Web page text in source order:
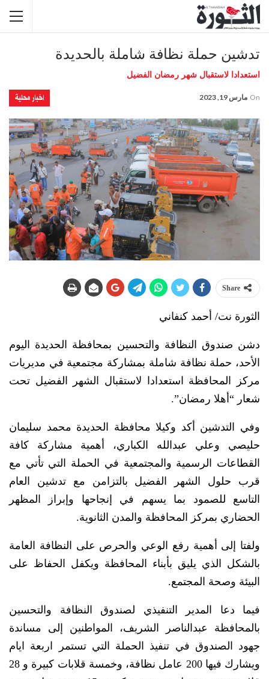
تدشين حملة نظافة شاملة بالحديدة
استعدادا لاستقبال شهر رمضان الفضيل
اخبار محلية On مارس 19, 2023
Share
الثورة نت/ أحمد كنفاني
دشن صندوق النظافة والتحسين بمحافظة الحديدة اليوم
الأحد، حملة نظافة شاملة بمشاركة مجتمعية في مديريات
مركز المحافظة استعدادا لاستقبال الشهر الفضيل تحت
شعار “أهلا رمضان”.
وفي التدشين أكد وكيلا محافظة الحديدة محمد سليمان
حليصي وعلي عبدالله الكباري، أهمية مشاركة كافة
القطاعات الرسمية والمجتمعية في الحملة التي تأتي مع
قرب حلول الشهر الفضيل بالتزامن مع تدشين العام
التاسع للصمود بما يسهم في إنجاحها وإبراز المظهر
الحضاري بمركز المحافظة والمدن الثانوية.
ولفتا إلى أهمية رفع الوعي والحرص على النظافة العامة
بالشكل الذي يليق بأبناء المحافظة ويكفل الحفاظ على
البيئة وصحة المجتمع.
فيما دعا المدير التنفيذي لصندوق النظافة والتحسين
بالمحافظة عبدالناصر الشريف، المواطنين إلى مساندة
جهود الصندوق في تنفيذ الحملة التي تستمر اربعة ايام
ويشارك فيها 200 عامل نظافة، وخمسة قلابات كبيرة و 28